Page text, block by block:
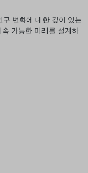
변화에 대한 깊이 있는
가능한 미래를 설계하